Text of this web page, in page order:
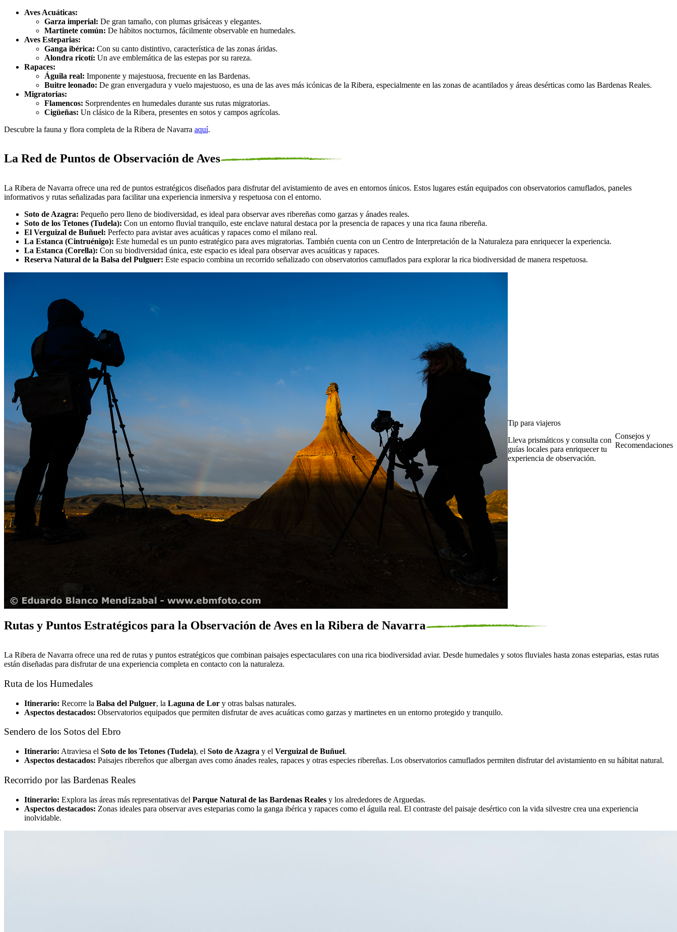
Aves Acuáticas:
Garza imperial: De gran tamaño, con plumas grisáceas y elegantes.
Martinete común: De hábitos nocturnos, fácilmente observable en humedales.
Aves Esteparias:
Ganga ibérica: Con su canto distintivo, característica de las zonas áridas.
Alondra ricotí: Un ave emblemática de las estepas por su rareza.
Rapaces:
Águila real: Imponente y majestuosa, frecuente en las Bardenas.
Buitre leonado: De gran envergadura y vuelo majestuoso, es una de las aves más icónicas de la Ribera, especialmente en las zonas de acantilados y áreas desérticas como las Bardenas Reales.
Migratorias:
Flamencos: Sorprendentes en humedales durante sus rutas migratorias.
Cigüeñas: Un clásico de la Ribera, presentes en sotos y campos agrícolas.
Descubre la fauna y flora completa de la Ribera de Navarra aquí.
La Red de Puntos de Observación de Aves
La Ribera de Navarra ofrece una red de puntos estratégicos diseñados para disfrutar del avistamiento de aves en entornos únicos. Estos lugares están equipados con observatorios camuflados, paneles
informativos y rutas señalizadas para facilitar una experiencia inmersiva y respetuosa con el entorno.
Soto de Azagra: Pequeño pero lleno de biodiversidad, es ideal para observar aves ribereñas como garzas y ánades reales.
Soto de los Tetones (Tudela): Con un entorno fluvial tranquilo, este enclave natural destaca por la presencia de rapaces y una rica fauna ribereña.
El Verguizal de Buñuel: Perfecto para avistar aves acuáticas y rapaces como el milano real.
La Estanca (Cintruénigo): Este humedal es un punto estratégico para aves migratorias. También cuenta con un Centro de Interpretación de la Naturaleza para enriquecer la experiencia.
La Estanca (Corella): Con su biodiversidad única, este espacio es ideal para observar aves acuáticas y rapaces.
Reserva Natural de la Balsa del Pulguer: Este espacio combina un recorrido señalizado con observatorios camuflados para explorar la rica biodiversidad de manera respetuosa.
Tip para viajeros
Lleva prismáticos y consulta con
guías locales para enriquecer tu
experiencia de observación.
Consejos y
Recomendaciones
Rutas y Puntos Estratégicos para la Observación de Aves en la Ribera de Navarra
La Ribera de Navarra ofrece una red de rutas y puntos estratégicos que combinan paisajes espectaculares con una rica biodiversidad aviar. Desde humedales y sotos fluviales hasta zonas esteparias, estas rutas
están diseñadas para disfrutar de una experiencia completa en contacto con la naturaleza.
Ruta de los Humedales
Itinerario: Recorre la Balsa del Pulguer, la Laguna de Lor y otras balsas naturales.
Aspectos destacados: Observatorios equipados que permiten disfrutar de aves acuáticas como garzas y martinetes en un entorno protegido y tranquilo.
Sendero de los Sotos del Ebro
Itinerario: Atraviesa el Soto de los Tetones (Tudela), el Soto de Azagra y el Verguizal de Buñuel.
Aspectos destacados: Paisajes ribereños que albergan aves como ánades reales, rapaces y otras especies ribereñas. Los observatorios camuflados permiten disfrutar del avistamiento en su hábitat natural.
Recorrido por las Bardenas Reales
Itinerario: Explora las áreas más representativas del Parque Natural de las Bardenas Reales y los alrededores de Arguedas.
Aspectos destacados: Zonas ideales para observar aves esteparias como la ganga ibérica y rapaces como el águila real. El contraste del paisaje desértico con la vida silvestre crea una experiencia
inolvidable.